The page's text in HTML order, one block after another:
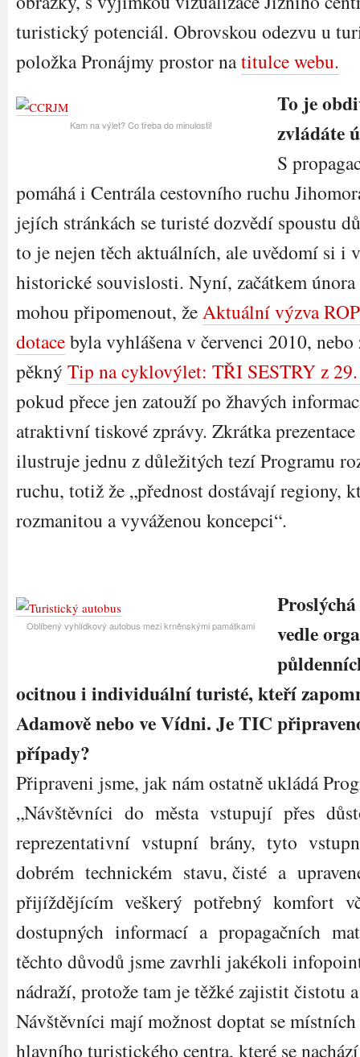
turistický potenciál. Obrovskou odezvu u
položka Pronájmy prostor natitulce webu.
Kam na výlet? Co třeba do minulosti!
To je
zvládáte
S
pomáhá i Centrála cestovního ruchu
jejích stránkách se turisté dozvědí spoustu
to je nejen těch aktuálních, ale uvědomí si i
historické souvislosti. Nyní, začátkem
mohou připomenout, žeAktuální výzva
dotacebyla vyhlášena v červenci 2010,
pěkný Tip na cyklovýlet: TŘI SESTRY z
pokud přece jen zatouží po žhavých
atraktivní tiskové zprávy. Zkrátka
ilustruje jednu z důležitých tezí Programu
ruchu, totiž že „přednost dostávají regiony,
rozmanitou a vyváženou koncepci“.
Oblíbený vyhlídkový autobus mezi krněnskými památkami
Proslýchá
vedle
ocitnou i individuální turisté, kteří
Adamově nebo ve Vídni. Je TIC
případy?
Připraveni jsme, jak nám ostatně ukládá
„Návštěvníci do města vstupují přes
reprezentativní vstupní brány, tyto
dobrém technickém stavu, čisté a
přijíždějícím veškerý potřebný komfort
dostupných informací a propagačních
těchto důvodů jsme zavrhli jakékoli
nádraží, protože tam je těžké zajistit čistotu
Návštěvníci mají možnost doptat se
hlavního turistického centra, které se